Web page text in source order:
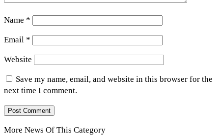
Name *
Email *
Website
Save my name, email, and website in this browser for the
next time I comment.
More News Of This Category